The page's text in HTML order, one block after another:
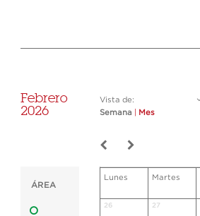
Febrero
2026
Vista de:
Semana
Mes
ÁREA
Lunes Martes
26 27